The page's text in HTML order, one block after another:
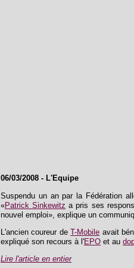
06/03/2008 - L'Equipe
Suspendu un an par la Fédération
«Patrick Sinkewitz a pris ses
nouvel emploi», explique un
L'ancien coureur deT-Mobile avait
expliqué son recours à l'EPO et au
Lire l'article en entier